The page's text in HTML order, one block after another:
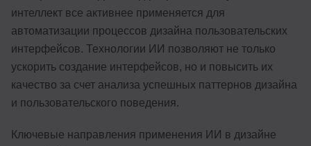
интеллект все активнее применяется для
автоматизации процессов дизайна пользовательских
интерфейсов. Технологии ИИ позволяют не только
ускорить создание интерфейсов, но и повысить их
качество за счет анализа успешных паттернов дизайна
и пользовательского поведения.
Ключевые направления применения ИИ в дизайне